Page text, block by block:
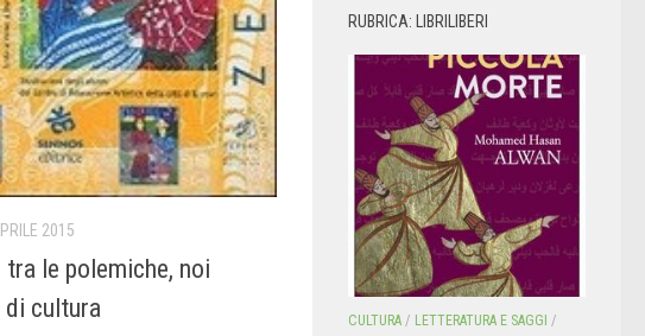
2015
tra le polemiche, noi
di cultura
RUBRICA: LIBRILIBERI
CULTURA / LETTERATURA E SAGGI /